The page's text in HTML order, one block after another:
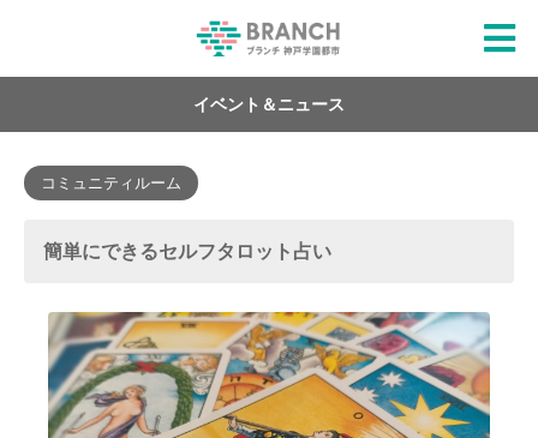
イベント＆ニュース
コミュニティルーム
簡単にできるセルフタロット占い